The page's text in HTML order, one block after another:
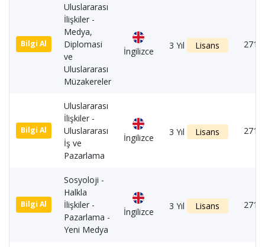
Bilgi Al
Uluslararası
İlişkiler -
Medya,
Diplomasi
ve
Uluslararası
Müzakereler
İngilizce
3 Yıl Lisans 2710
Bilgi Al
Uluslararası
İlişkiler -
Uluslararası
İş ve
Pazarlama
İngilizce
3 Yıl Lisans 2710
Bilgi Al
Sosyoloji -
Halkla
İlişkiler -
Pazarlama -
Yeni Medya
İngilizce
3 Yıl Lisans 2710